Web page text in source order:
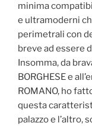
minima
e ultramoderni
perimetrali con
breve ad essere
Insomma, da
BORGHESE e
ROMANO, ho
questa
palazzo e l’altro,